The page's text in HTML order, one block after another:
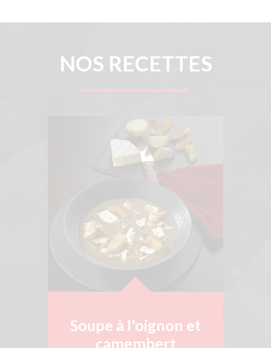
NOS RECETTES
Soupe à l'oignon et
camembert